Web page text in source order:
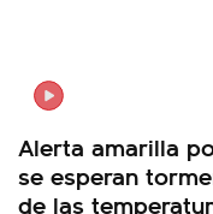
Alerta amarilla
se esperan
de las